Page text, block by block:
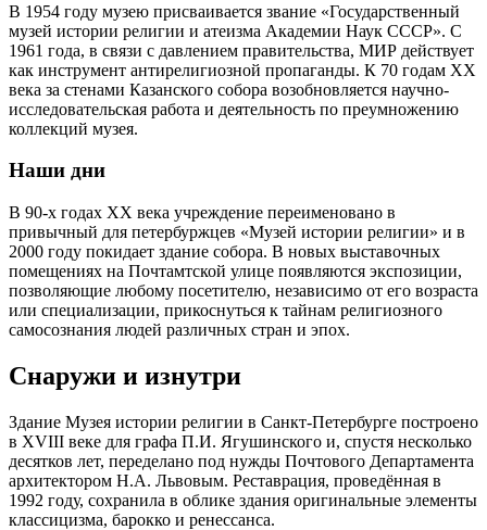
В 1954 году музею присваивается звание «Государственный
музей истории религии и атеизма Академии Наук СССР». С
1961 года, в связи с давлением правительства, МИР действует
как инструмент антирелигиозной пропаганды. К 70 годам XX
века за стенами Казанского собора возобновляется научно-
исследовательская работа и деятельность по преумножению
коллекций музея.
Наши дни
В 90-х годах XX века учреждение переименовано в
привычный для петербуржцев «Музей истории религии» и в
2000 году покидает здание собора. В новых выставочных
помещениях на Почтамтской улице появляются экспозиции,
позволяющие любому посетителю, независимо от его возраста
или специализации, прикоснуться к тайнам религиозного
самосознания людей различных стран и эпох.
Снаружи и изнутри
Здание Музея истории религии в Санкт-Петербурге построено
в XVIII веке для графа П.И. Ягушинского и, спустя несколько
десятков лет, переделано под нужды Почтового Департамента
архитектором Н.А. Львовым. Реставрация, проведённая в
1992 году, сохранила в облике здания оригинальные элементы
классицизма, барокко и ренессанса.